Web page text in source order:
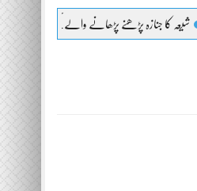
شیعہ کا جنازہ پڑھنے پڑھانے والےکیلئے اعلیٰحضرت کا